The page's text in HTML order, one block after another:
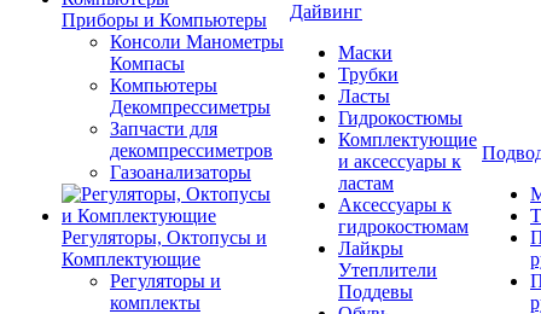
Приборы и Компьютеры
Консоли Манометры
Компасы
Компьютеры
Декомпрессиметры
Запчасти для
декомпрессиметров
Газоанализаторы
Регуляторы, Октопусы и
Комплектующие
Регуляторы и
комплекты
Дайвинг
Маски
Трубки
Ласты
Гидрокостюмы
Комплектующие
и аксессуары к
ластам
Аксессуары к
гидрокостюмам
Лайкры
Утеплители
Поддевы